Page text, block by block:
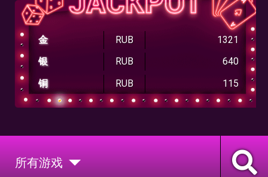
金 RUB
1321
银
RUB
640
铜
RUB 115
所有游戏